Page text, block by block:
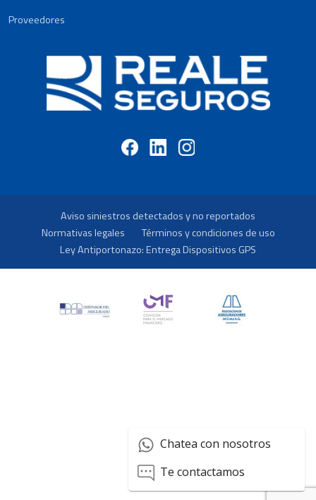
Chatea con nosotros
Te contactamos
Proveedores
Aviso siniestros detectados y no reportados
Normativas legales
Términos y condiciones de uso
Ley Antiportonazo: Entrega Dispositivos GPS